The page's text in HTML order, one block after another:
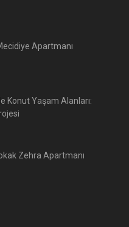
Apartmanı
Konut Yaşam Alanları:
Zehra Apartmanı